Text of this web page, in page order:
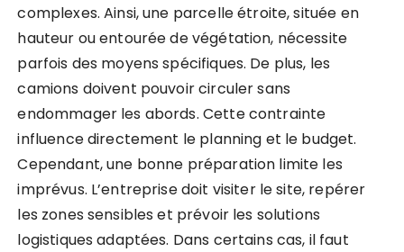
complexes. Ainsi, une parcelle étroite, située en
hauteur ou entourée de végétation, nécessite
parfois des moyens spécifiques. De plus, les
camions doivent pouvoir circuler sans
endommager les abords. Cette contrainte
influence directement le planning et le budget.
Cependant, une bonne préparation limite les
imprévus. L’entreprise doit visiter le site, repérer
les zones sensibles et prévoir les solutions
logistiques adaptées. Dans certains cas, il faut